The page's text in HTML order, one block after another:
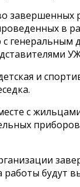
завершенных
в
с
и
с
работы будут